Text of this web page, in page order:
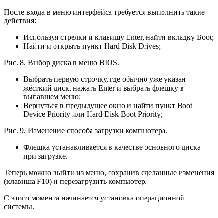
После входа в меню интерфейса требуется выполнить такие
действия:
Используя стрелки и клавишу Enter, найти вкладку Boot;
Найти и открыть пункт Hard Disk Drives;
Рис. 8. Выбор диска в меню BIOS.
Выбрать первую строчку, где обычно уже указан
жёсткий диск, нажать Enter и выбрать флешку в
выпавшем меню;
Вернуться в предыдущее окно и найти пункт Boot
Device Priority или Hard Disk Boot Priority;
Рис. 9. Изменение способа загрузки компьютера.
Флешка устанавливается в качестве основного диска
при загрузке.
Теперь можно выйти из меню, сохранив сделанные изменения
(клавиша F10) и перезагрузить компьютер.
С этого момента начинается установка операционной
системы.